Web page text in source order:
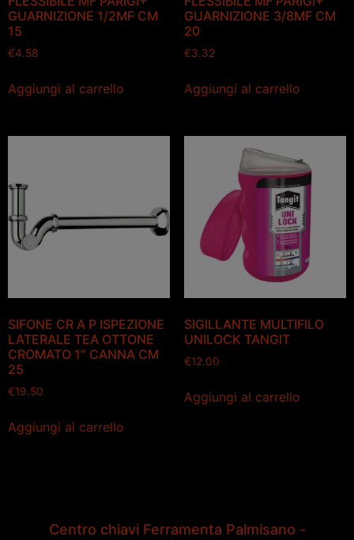
GUARNIZIONE 1/2MF CM
15
€4.58
Aggiungi al carrello
GUARNIZIONE 3/8MF CM
20
€3.32
Aggiungi al carrello
SIFONE CR A P ISPEZIONE
LATERALE TEA OTTONE
CROMATO 1″ CANNA CM
25
€19.50
Aggiungi al carrello
SIGILLANTE MULTIFILO
UNILOCK TANGIT
€12.00
Aggiungi al carrello
Centro chiavi Ferramenta Palmisano -